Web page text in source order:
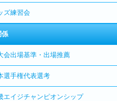
ズ練習会
係
会出場基準・出場推薦
選手権代表選考
エイジチャンピオンシップ